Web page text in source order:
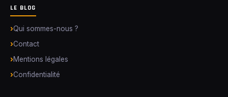
LE BLOG
Qui sommes-nous ?
Contact
Mentions légales
Confidentialité